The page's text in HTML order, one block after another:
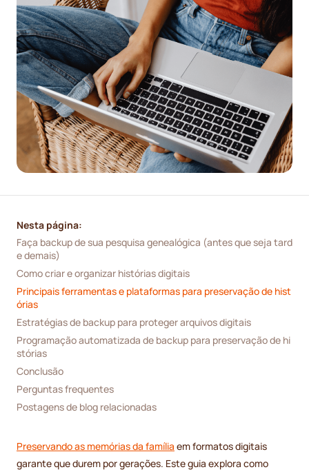
Nesta página:
Faça backup de sua pesquisa genealógica (antes que seja tard
e demais)
Como criar e organizar histórias digitais
Principais ferramentas e plataformas para preservação de hist
órias
Estratégias de backup para proteger arquivos digitais
Programação automatizada de backup para preservação de hi
stórias
Conclusão
Perguntas frequentes
Postagens de blog relacionadas
Preservando as memórias da família em formatos digitais
garante que durem por gerações. Este guia explora como